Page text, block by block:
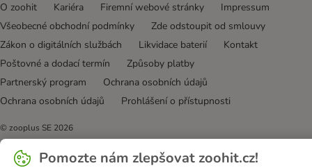
O zoohit Kariéra Firemní webové stránky
Impressum
Všeobecné obchodní podmínky
Zde odstoupit od smlouvy
Zákon o digitálních službách
Likvidace baterií
Kontakt
Poštovné a dodací termín
Způsoby platby
Partnerský program
Ochrana osobních údajů
Ochrana osobních údajů
Prohlášení o přístupnosti
© zooplus SE 2026
Pomozte nám zlepšovat zoohit.cz!